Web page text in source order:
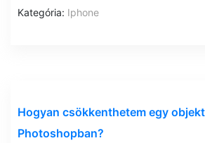
Kategória: Iphone
Hogyan csökkenthetem egy
Photoshopban?